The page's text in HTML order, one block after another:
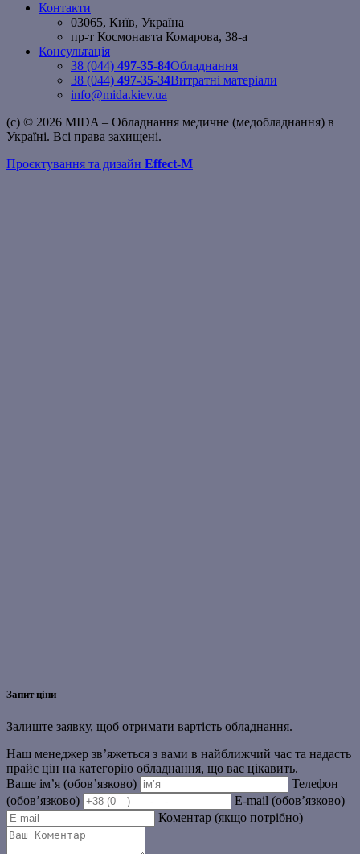
Контакти
03065, Київ, Україна
пр-т Космонавта Комарова, 38-а
Консультація
38 (044) 497-35-84Обладнання
38 (044) 497-35-34Витратні матеріали
info@mida.kiev.ua
(c) © 2026 MIDA – Обладнання медичне (медобладнання) в
Україні. Всі права захищені.
Проєктування та дизайн Effect-M
Запит ціни
Залиште заявку, щоб отримати вартість обладнання.
Наш менеджер зв’яжеться з вами в найближчий час та надасть
прайс цін на категорію обладнання, що вас цікавить.
Ваше ім’я (обов’язково)
Телефон
(обов’язково)
E-mail (обов’язково)
Коментар (якщо потрібно)